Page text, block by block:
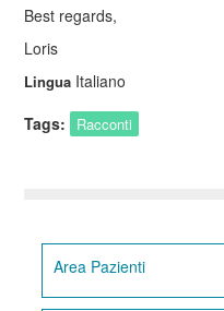
Best regards,
Loris
Lingua Italiano
Tags:
Racconti
Area Pazienti